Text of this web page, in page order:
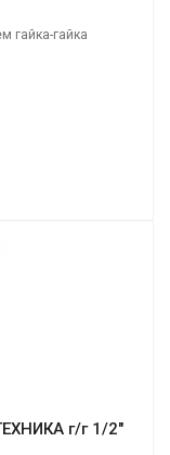
гайка-гайка
г/г 1/2"